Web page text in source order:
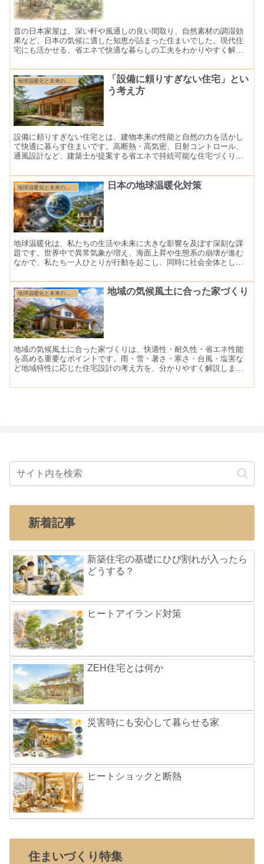
昔の日本家屋は、深い軒や風通しの良い間取り、自然素材の調湿効
果など、日本の気候に適した知恵が詰まった住まいでした。現代住
宅にも活かせる、省エネで快適な暮らしの工夫をわかりやすく解説
地球温暖化と未来の住まい特集
「設備に頼りすぎない住宅」とい
う考え方
設備に頼りすぎない住宅とは、建物本来の性能と自然の力を活かし
て快適に暮らす住まいです。高断熱・高気密、日射コントロール、
通風設計など、建築士が提案する省エネで持続可能な住宅づくりを
地球温暖化と未来の住まい特集 日本の地球温暖化対策
地球温暖化は、私たちの生活や未来に大きな影響を及ぼす深刻な課
題です。世界中で異常気象が増え、海面上昇や生態系の崩壊が進む
なかで、私たち一人ひとりが行動を起こし、同時に社会全体として
地球温暖化と未来の住まい特集 地域の気候風土に合った家づくり
地域の気候風土に合った家づくりは、快適性・耐久性・省エネ性能
を高める重要なポイントです。雨・雪・暑さ・寒さ・台風・塩害な
ど地域特性に応じた住宅設計の考え方を、分かりやすく解説しま
新着記事
新築住宅の基礎にひび割れが入ったら
どうする？
ヒートアイランド対策
ZEH住宅とは何か
災害時にも安心して暮らせる家
ヒートショックと断熱
住まいづくり特集